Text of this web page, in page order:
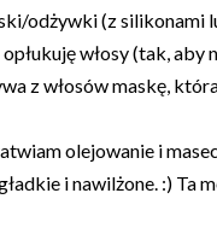
odżywki (z silikonami
włosy (tak, aby
z włosów maskę,
olejowanie i
i nawilżone. :) Ta